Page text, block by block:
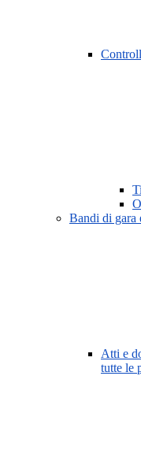
Bandi di gara
Atti e
tutte le